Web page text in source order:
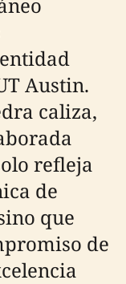
Austin.
caliza,
refleja
de
que
de